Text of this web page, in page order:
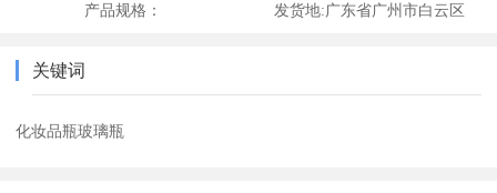
产品规格： 发货地:广东省广州市白云区
关键词
化妆品瓶玻璃瓶